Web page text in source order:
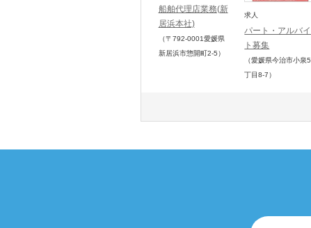
船舶代理店業務(新
居浜本社)
（〒792-0001愛媛県
新居浜市惣開町2-5）
求人
パート・アルバイ
ト募集
（愛媛県今治市小泉5
丁目8-7）